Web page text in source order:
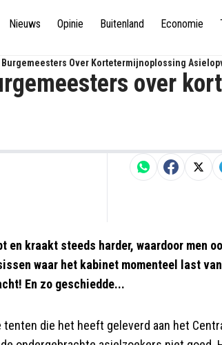
Nieuws Opinie Buitenland Economie
Burgemeesters Over Kortetermijnoplossing
over
en kraakt steeds harder, waardoor men
waar het kabinet momenteel last
En zo geschiedde...
die het heeft geleverd aan het